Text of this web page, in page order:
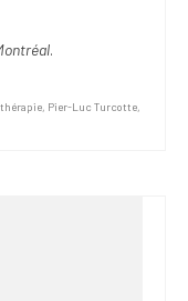
.
, Pier-Luc Turcotte,